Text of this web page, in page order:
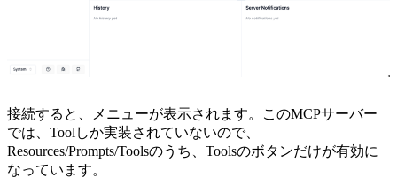
接続すると、メニューが表示されます。このMCPサーバー
では、Toolしか実装されていないので、
Resources/Prompts/Toolsのうち、Toolsのボタンだけが有効に
なっています。